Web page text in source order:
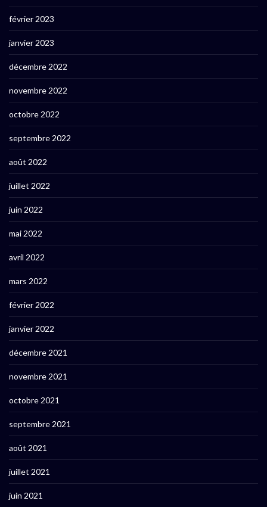
février 2023
janvier 2023
décembre 2022
novembre 2022
octobre 2022
septembre 2022
août 2022
juillet 2022
juin 2022
mai 2022
avril 2022
mars 2022
février 2022
janvier 2022
décembre 2021
novembre 2021
octobre 2021
septembre 2021
août 2021
juillet 2021
juin 2021